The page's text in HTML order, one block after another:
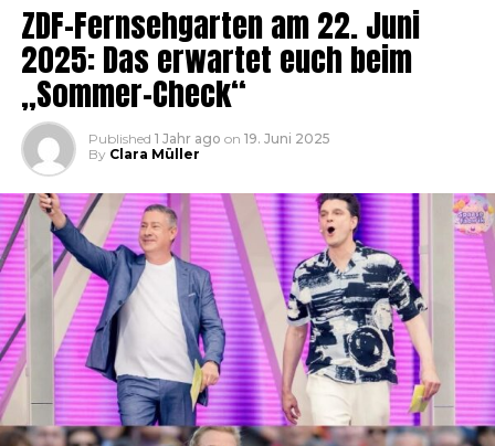
ZDF-Fernsehgarten am 22. Juni
2025: Das erwartet euch beim
„Sommer-Check“
Published 1 Jahr ago on 19. Juni 2025
By Clara Müller